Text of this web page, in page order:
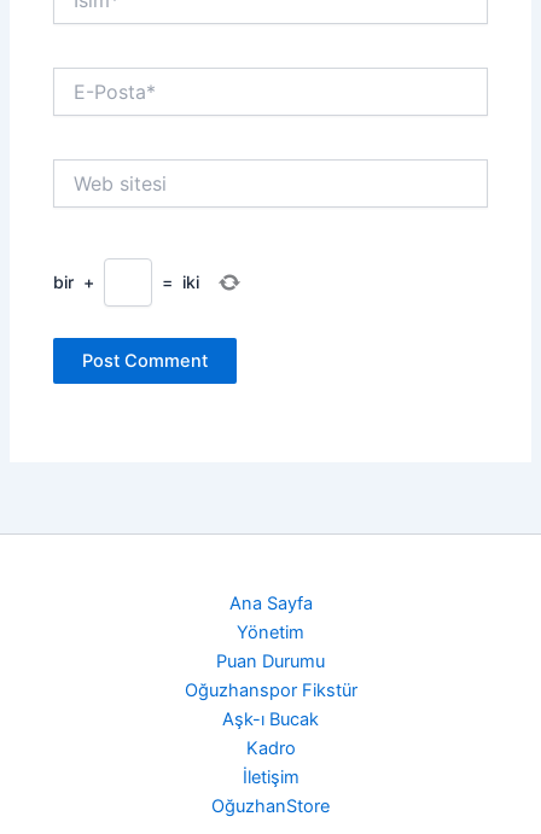
Posta*
sitesi
bir + = iki
Ana Sayfa
Yönetim
Puan Durumu
Oğuzhanspor Fikstür
Aşk-ı Bucak
Kadro
İletişim
OğuzhanStore